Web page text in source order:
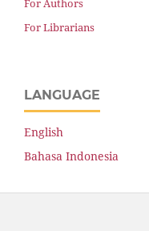
For Authors
For Librarians
LANGUAGE
English
Bahasa Indonesia